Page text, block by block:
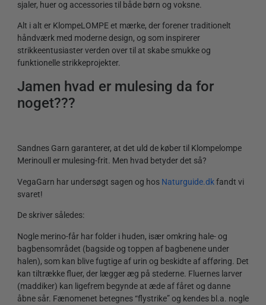
sjaler, huer og accessories til både børn og voksne.
Alt i alt er KlompeLOMPE et mærke, der forener traditionelt
håndværk med moderne design, og som inspirerer
strikkeentusiaster verden over til at skabe smukke og
funktionelle strikkeprojekter.
Jamen hvad er mulesing da for
noget???
Sandnes Garn garanterer, at det uld de køber til Klompelompe
Merinoull er mulesing-frit. Men hvad betyder det så?
VegaGarn har undersøgt sagen og hos Naturguide.dkfandt vi
svaret!
De skriver således:
Nogle merino-får har folder i huden, især omkring hale- og
bagbensområdet (bagside og toppen af bagbenene under
halen), som kan blive fugtige af urin og beskidte af afføring. Det
kan tiltrække fluer, der lægger æg på stederne. Fluernes larver
(maddiker) kan ligefrem begynde at æde af fåret og danne
åbne sår. Fænomenet betegnes “flystrike” og kendes bl.a. nogle